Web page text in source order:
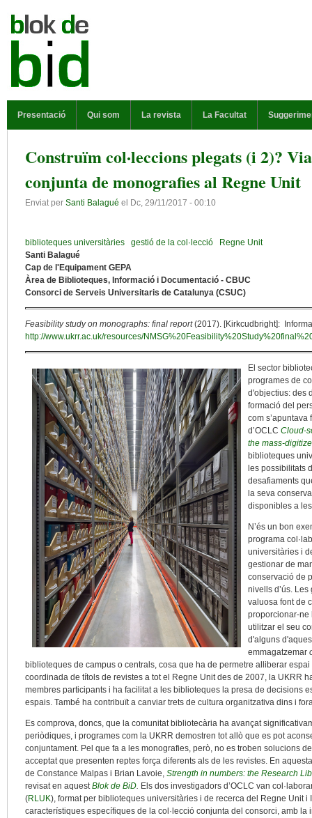
Presentació Qui som La revista La Facultat
Construïm col·leccions plegats (i 2)?
conjunta de monografies al Regne Unit
Enviat per Santi Balagué el Dc, 29/11/2017 - 00:10
biblioteques universitàries gestió de la col·lecció
Regne Unit
Santi Balagué
Cap de l'Equipament GEPA
Àrea de Biblioteques, Informació i Documentació - CBUC
Consorci de Serveis Universitaris de Catalunya (CSUC)
Feasibility study on monographs: final report(2017). [Kirkcudbright]:
http://www.ukrr.ac.uk/resources/
El sector
programes de
d'objectius: des
formació del
com
d’OCLC Cloud-
the mass-
biblioteques
les possibilitats
desafiaments
la seva
disponibles a
N’és un bon
programa
universitàries i
gestionar de
conservació de
nivells d’ús.
valuosa font de
proporcionar-ne
utilitzar el seu
d'alguns
emmagatzemar
biblioteques de campus o centrals, cosa que ha de permetre alliberar
coordinada de títols de revistes a tot el Regne Unit des de 2007, la UKRR
membres participants i ha facilitat a les biblioteques la presa de decisions
espais. També ha contribuït a canviar trets de cultura organitzativa dins i
Es comprova, doncs, que la comunitat bibliotecària ha avançat
periòdiques, i programes com la UKRR demostren tot allò que es pot
conjuntament. Pel que fa a les monografies, però, no es troben solucions
acceptat que presenten reptes força diferents als de les revistes. En
de Constance Malpas i Brian Lavoie, Strength in numbers: the Research
revisat en aquestBlok de BiD. Els dos investigadors d’OCLC van
(RLUK), format per biblioteques universitàries i de recerca del Regne Unit
característiques específiques de la col·lecció conjunta del consorci, amb